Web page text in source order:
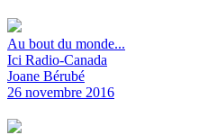
Au bout du monde...
Ici Radio-Canada
Joane Bérubé
26 novembre 2016